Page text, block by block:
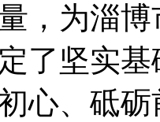
，为淄
了坚实
心、砥